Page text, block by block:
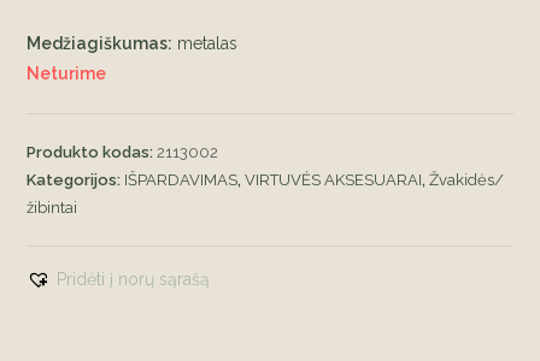
Medžiagiškumas: metalas
Neturime
Produkto kodas:2113002
Kategorijos: IŠPARDAVIMAS,VIRTUVĖS AKSESUARAI,Žvakidės/
žibintai
Pridėti į norų sąrašą